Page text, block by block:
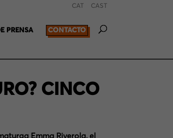
CAT CAST
PRENSA CONTACTO
CINCO
Emma Riverola, el